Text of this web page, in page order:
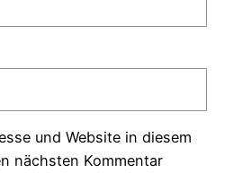
und Website in diesem
nächsten Kommentar